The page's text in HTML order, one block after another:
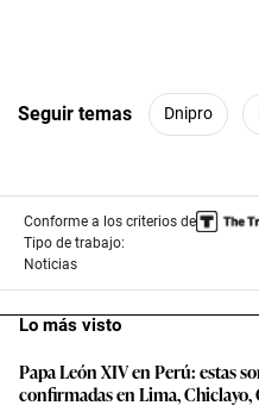
Seguir temas Dnipro
Conforme a los criterios de
Tipo de trabajo:
Noticias
Lo más visto
Papa León XIV en Perú: estas
confirmadas en Lima, Chiclayo,